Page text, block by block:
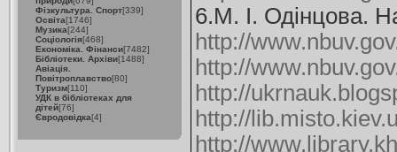
Фізкультура. Спорт[339]
Освіта[1746]
Музика[244]
Соціологія[468]
Економіка. Фінанси[7482]
Бібліотеки. Архіви[1488]
Авіація.
Повітроплавство[80]
Туризм[110]
УДК в бібліотеках для
дітей[76]
Євродовідка[4]
6.М. І. Одінцова.
http://
http://
http://
http://
http://